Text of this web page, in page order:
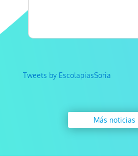
Tweets by EscolapiasSoria
Más noticias